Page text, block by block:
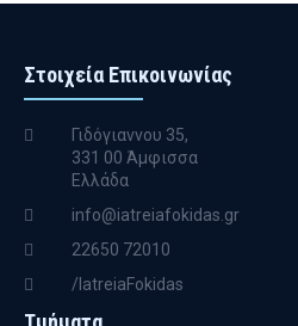
Στοιχεία Επικοινωνίας
Γιδόγιαννου 35,
331 00 Άμφισσα
Ελλάδα
info@iatreiafokidas.gr
22650 72010
/IatreiaFokidas